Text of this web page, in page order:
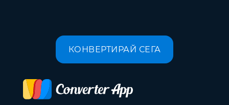
КОНВЕРТИРАЙ СЕГА